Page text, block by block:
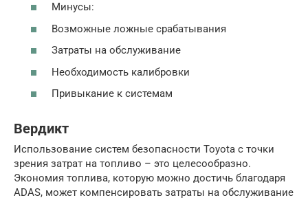
Минусы:
Возможные ложные срабатывания
Затраты на обслуживание
Необходимость калибровки
Привыкание к системам
Вердикт
Использование систем безопасности Toyota с точки
зрения затрат на топливо – это целесообразно.
Экономия топлива, которую можно достичь благодаря
ADAS, может компенсировать затраты на обслуживание